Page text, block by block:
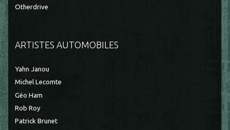
Otherdrive
ARTISTES AUTOMOBILES
Yahn Janou
Michel Lecomte
Géo Ham
Rob Roy
Patrick Brunet